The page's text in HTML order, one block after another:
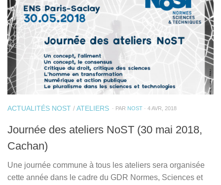
ACTUALITÉS NOST /ATELIERS · PAR NOST · 4 AVR, 2018
Journée des ateliers NoST (30 mai 2018,
Cachan)
Une journée commune à tous les ateliers sera organisée
cette année dans le cadre du GDR Normes, Sciences et